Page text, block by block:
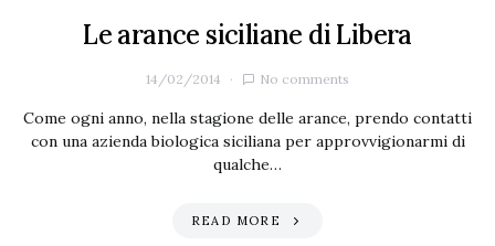
Le arance siciliane di Libera
14/02/2014 No comments
Come ogni anno, nella stagione delle arance, prendo contatti
con una azienda biologica siciliana per approvvigionarmi di
qualche…
READ MORE